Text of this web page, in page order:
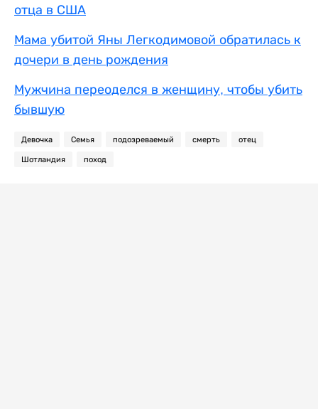
отца в США
Мама убитой Яны Легкодимовой обратилась к
дочери в день рождения
Мужчина переоделся в женщину, чтобы убить
бывшую
Девочка Семья подозреваемый смерть отец
Шотландия поход